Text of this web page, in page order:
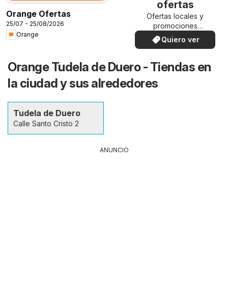
Orange Ofertas
25/07 - 25/08/2026
Orange
ofertas
Ofertas locales y
promociones
especiales.
Quiero ver
Orange Tudela de Duero - Tiendas en
la ciudad y sus alrededores
Tudela de Duero
Calle Santo Cristo 2
ANUNCIO